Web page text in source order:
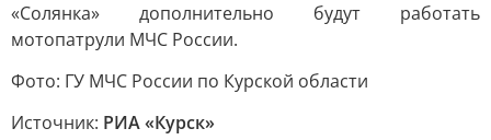
«Солянка» дополнительно будут работать
мотопатрули МЧС России.
Фото: ГУ МЧС России по Курской области
Источник: РИА «Курск»